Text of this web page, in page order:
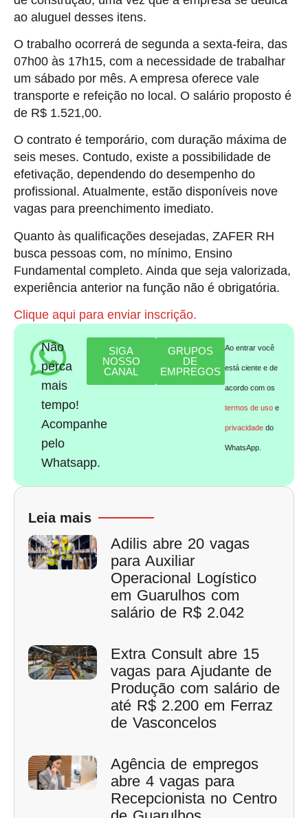
ao aluguel desses itens.
O trabalho ocorrerá de segunda a sexta-feira, das
07h00 às 17h15, com a necessidade de trabalhar
um sábado por mês. A empresa oferece vale
transporte e refeição no local. O salário proposto é
de R$ 1.521,00.
O contrato é temporário, com duração máxima de
seis meses. Contudo, existe a possibilidade de
efetivação, dependendo do desempenho do
profissional. Atualmente, estão disponíveis nove
vagas para preenchimento imediato.
Quanto às qualificações desejadas, ZAFER RH
busca pessoas com, no mínimo, Ensino
Fundamental completo. Ainda que seja valorizada,
experiência anterior na função não é obrigatória.
Clique aqui para enviar inscrição.
Não
perca
mais
tempo!
Acompanhe
pelo
Whatsapp.
SIGA
NOSSO
CANAL
GRUPOS
DE
EMPREGOS
Ao entrar você
está ciente e de
acordo com os
termos de uso e
privacidade do
WhatsApp.
Leia mais
Adilis abre 20 vagas
para Auxiliar
Operacional Logístico
em Guarulhos com
salário de R$ 2.042
Extra Consult abre 15
vagas para Ajudante de
Produção com salário de
até R$ 2.200 em Ferraz
de Vasconcelos
Agência de empregos
abre 4 vagas para
Recepcionista no Centro